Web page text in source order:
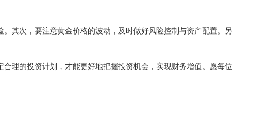
其次，要注意黄金价格的波动，及时做好风险控制与资产配置。另
理的投资计划，才能更好地把握投资机会，实现财务增值。愿每位